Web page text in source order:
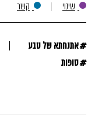
שינוי קשר
#אתנחתא של טבע
#סופות